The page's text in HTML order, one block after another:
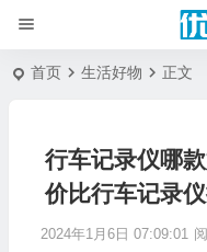
首页 生活好物 正文
行车记录仪哪
价比行车记录
2024年1月6日 07:09:01